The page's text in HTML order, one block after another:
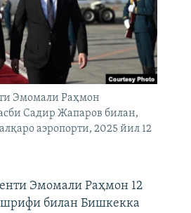
Эмомали Раҳмон
Садир Жапаров билан,
аэропорти, 2025 йил 12
Эмомали Раҳмон 12
билан Бишкекка